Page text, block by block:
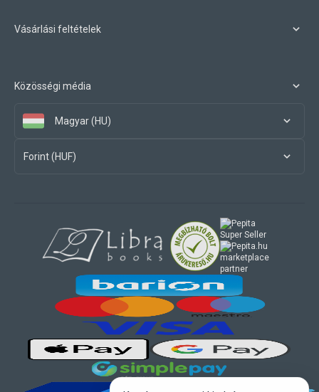
Vásárlási feltételek
Közösségi média
Magyar (HU)
Forint (HUF)
marketplace
partner